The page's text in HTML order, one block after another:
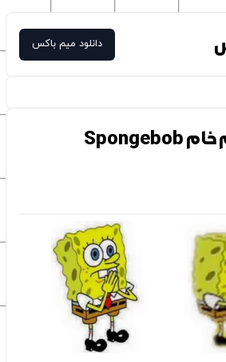
دانلود میم باکس
دانلود قالب میم خام Spongebob